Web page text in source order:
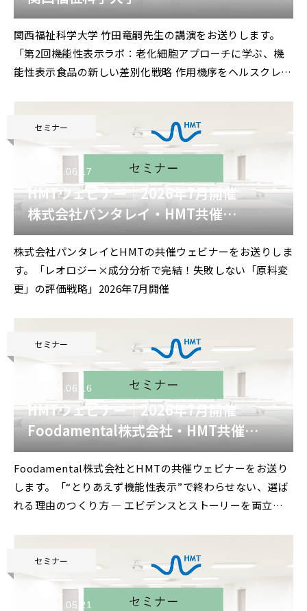
竹田竜嗣 先生 特別講演
「第2回機能性表示ラボ：
老化細胞アプローチに学ぶ、機能性表示
食品の新しい差別化戦略
――作用機序をヘルスクレームに組み込むエ
ビデンス設計と届出表現の考え方」
関西福祉科学大学 竹田竜嗣先生の講演をお送りします。
「第2回機能性表示ラボ：老化細胞アプローチに学ぶ、機
能性表示食品の新しい差別化戦略 ――作用機序をヘルスクレー
セミナー
2026.06.17
HMTウェビナー｜2026年7月開催
株式会社パンタレイ・HMT共催
「レオロジー×成分分析で完結！失敗し
ない「原料変更」の評価戦略」
株式会社パンタレイとHMTの共催ウェビナーをお送りしま
す。「レオロジー×成分分析で完結！失敗しない「原料変
更」の評価戦略」2026年7月開催
セミナー
2026.06.16
HMTウェビナー｜2026年7月開催
Foodamental株式会社・HMT共催
「“とりあえず機能性表示”で終わらせな
い、選ばれる理由のつくり方
― エビデンスとストーリーを両立する
UX戦略」
Foodamental株式会社とHMTの共催ウェビナーをお送り
します。「“とりあえず機能性表示”で終わらせない、選ば
れる理由のつくり方 ― エビデンスとストーリーを両立す
セミナー
2026.05.21